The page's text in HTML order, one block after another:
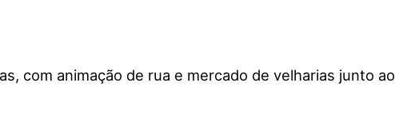
com animação de rua e mercado de velharias junto ao